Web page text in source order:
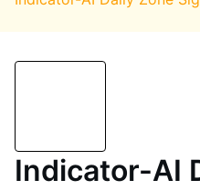
Indicators
MetaTrader 5
Indicator-AI